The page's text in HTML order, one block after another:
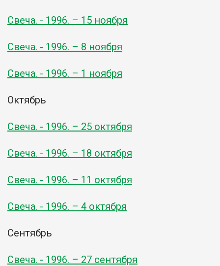
Свеча. - 1996. – 15 ноября
Свеча. - 1996. – 8 ноября
Свеча. - 1996. – 1 ноября
Октябрь
Свеча. - 1996. – 25 октября
Свеча. - 1996. – 18 октября
Свеча. - 1996. – 11 октября
Свеча. - 1996. – 4 октября
Сентябрь
Свеча. - 1996. – 27 сентября